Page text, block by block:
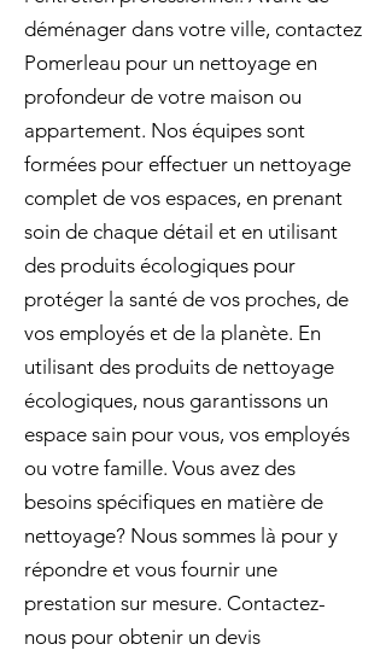
déménager dans votre ville, contactez
Pomerleau pour un nettoyage en
profondeur de votre maison ou
appartement. Nos équipes sont
formées pour effectuer un nettoyage
complet de vos espaces, en prenant
soin de chaque détail et en utilisant
des produits écologiques pour
protéger la santé de vos proches, de
vos employés et de la planète. En
utilisant des produits de nettoyage
écologiques, nous garantissons un
espace sain pour vous, vos employés
ou votre famille. Vous avez des
besoins spécifiques en matière de
nettoyage? Nous sommes là pour y
répondre et vous fournir une
prestation sur mesure. Contactez-
nous pour obtenir un devis